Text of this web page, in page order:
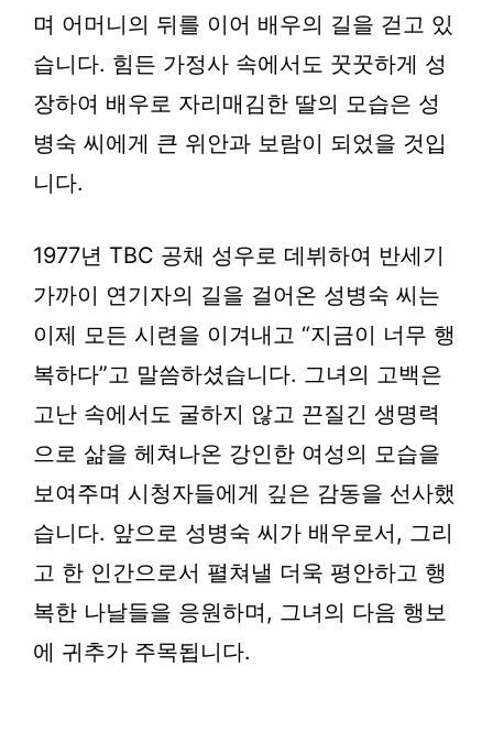
며 어머니의 뒤를 이어 배우의 길을 걷고 있
습니다. 힘든 가정사 속에서도 꿋꿋하게 성
장하여 배우로 자리매김한 딸의 모습은 성
병숙 씨에게 큰 위안과 보람이 되었을 것입
니다.
1977년 TBC 공채 성우로 데뷔하여 반세기
가까이 연기자의 길을 걸어온 성병숙 씨는
이제 모든 시련을 이겨내고 “지금이 너무 행
복하다”고 말씀하셨습니다. 그녀의 고백은
고난 속에서도 굴하지 않고 끈질긴 생명력
으로 삶을 헤쳐나온 강인한 여성의 모습을
보여주며 시청자들에게 깊은 감동을 선사했
습니다. 앞으로 성병숙 씨가 배우로서, 그리
고 한 인간으로서 펼쳐낼 더욱 평안하고 행
복한 나날들을 응원하며, 그녀의 다음 행보
에 귀추가 주목됩니다.